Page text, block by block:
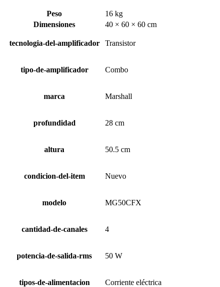
Peso
16 kg
Dimensiones
40 × 60 × 60 cm
tecnologia-del-amplificador Transistor
tipo-de-amplificador Combo
marca Marshall
profundidad 28 cm
altura 50.5 cm
condicion-del-item Nuevo
modelo MG50CFX
cantidad-de-canales 4
potencia-de-salida-rms 50 W
tipos-de-alimentacion Corriente eléctrica